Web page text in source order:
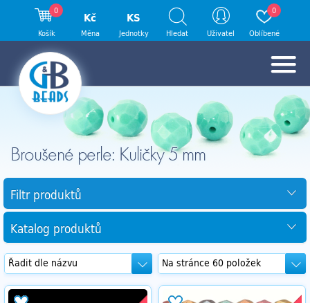
Broušené perle: Kuličky 5 mm
Filtr produktů
Katalog produktů
0
Košík
Kč
Měna
KS
Jednotky Hledat Uživatel
0
Oblíbené